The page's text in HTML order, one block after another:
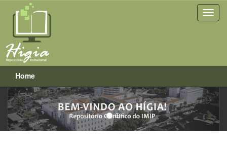
Skip
navigation
Home
Previous Next